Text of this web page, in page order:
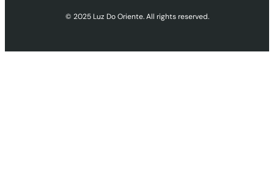
© 2025 Luz Do Oriente. All rights reserved.